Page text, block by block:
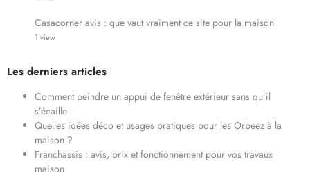
Casacorner avis : que vaut vraiment ce site pour la maison
1 view
Les derniers articles
Comment peindre un appui de fenêtre extérieur sans qu’il
s’écaille
Quelles idées déco et usages pratiques pour les Orbeez à la
maison ?
Franchassis : avis, prix et fonctionnement pour vos travaux
maison